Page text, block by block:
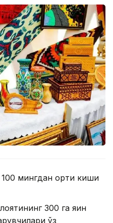
мингдан ортиқ киши
300 га яқин
ўз